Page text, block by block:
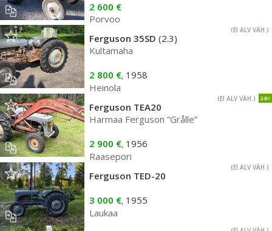
2 600 €
Porvoo
(EI ALV VÄH.)
Ferguson 35SD (2.3)
Kultamaha
2 800 €, 1958
Heinola
24H
(EI ALV VÄH.)
Ferguson TEA20
Harmaa Ferguson ”Grålle”
2 900 €, 1956
Raasepori
(EI ALV VÄH.)
Ferguson TED-20
3 000 €, 1955
Laukaa